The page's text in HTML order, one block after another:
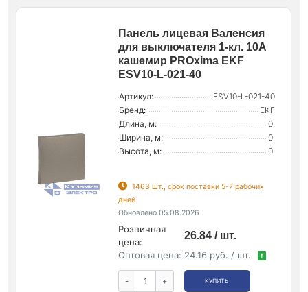
Панель лицевая Валенсия
для выключателя 1-кл. 10А
кашемир PROxima EKF
ESV10-L-021-40
Артикул:
ESV10-L-021-40
Бренд:
EKF
Длина, м:
0.
Ширина, м:
0.
Высота, м:
0.
1463 шт., срок поставки 5-7 рабочих
дней
Обновлено 05.08.2026
Розничная
цена:
26.84 / шт.
Оптовая цена: 24.16 руб. / шт. !
- + КУПИТЬ